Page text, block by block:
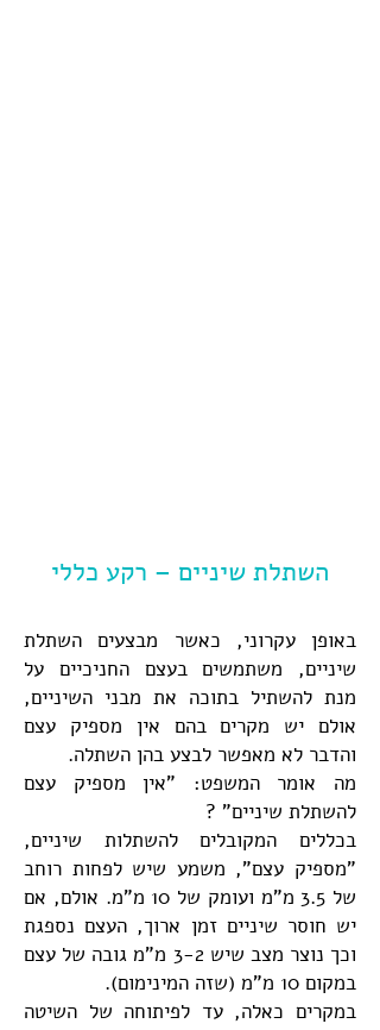
השתלת שיניים – רקע כללי
באופן עקרוני, כאשר מבצעים השתלת
שיניים, משתמשים בעצם החניכיים על
מנת להשתיל בתוכה את מבני השיניים,
אולם יש מקרים בהם אין מספיק עצם
והדבר לא מאפשר לבצע בהן השתלה.
מה אומר המשפט: "אין מספיק עצם
להשתלת שיניים" ?
בכללים המקובלים להשתלות שיניים,
"מספיק עצם", משמע שיש לפחות רוחב
של 3.5 מ"מ ועומק של 10 מ"מ. אולם, אם
יש חוסר שיניים זמן ארוך, העצם נספגת
וכך נוצר מצב שיש 3-2 מ"מ גובה של עצם
במקום 10 מ"מ (שזה המינימום).
במקרים כאלה, עד לפיתוחה של השיטה